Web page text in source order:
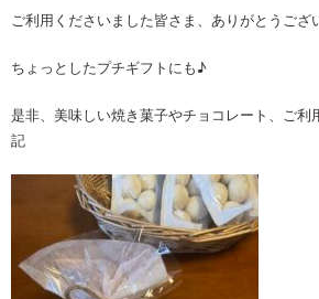
ご利用くださいました皆さま、ありがとうござ
ちょっとしたプチギフトにも♪
是非、美味しい焼き菓子やチョコレート、ご
記